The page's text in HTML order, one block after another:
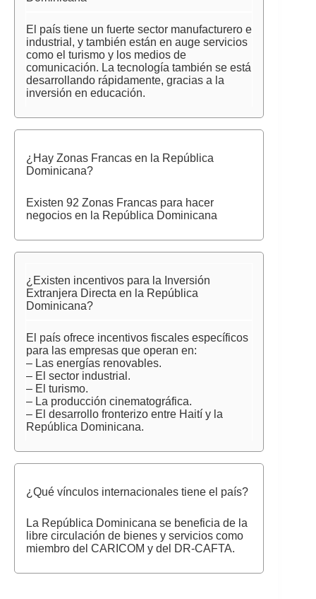
El país tiene un fuerte sector manufacturero e
industrial, y también están en auge servicios
como el turismo y los medios de
comunicación. La tecnología también se está
desarrollando rápidamente, gracias a la
inversión en educación.
¿Hay Zonas Francas en la República
Dominicana?
Existen 92 Zonas Francas para hacer
negocios en la República Dominicana
¿Existen incentivos para la Inversión
Extranjera Directa en la República
Dominicana?
El país ofrece incentivos fiscales específicos
para las empresas que operan en:
– Las energías renovables.
– El sector industrial.
– El turismo.
– La producción cinematográfica.
– El desarrollo fronterizo entre Haití y la
República Dominicana.
¿Qué vínculos internacionales tiene el país?
La República Dominicana se beneficia de la
libre circulación de bienes y servicios como
miembro del CARICOM y del DR-CAFTA.